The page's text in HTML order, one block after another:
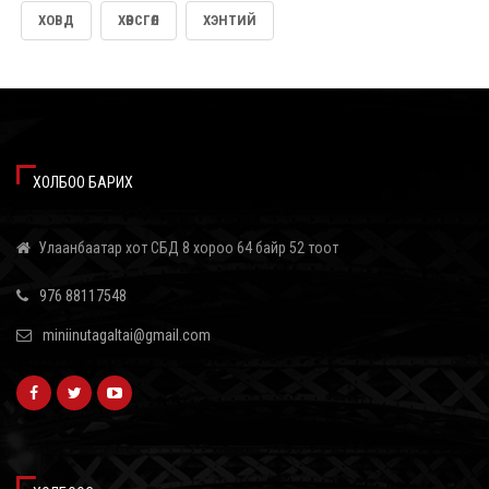
5 цаг 11 минут
БАЙНА
Б.ПҮРЭВДАГВА: АГААРЫН БОХИРДЛЫГ БУУРУУЛАХ ЗОРИЛГООР
2026/08/05
KHARKHORUM 360° ФЕСТИВАЛЬ 8-Р САРЫН 22-23-НД ТӨВ ЦЭНГЭЛДЭХ
2026/08/05
ХОВД ХӨВСГӨЛ ХЭНТИЙ
ХОЛБОО БАРИХ
Улаанбаатар хот СБД 8 хороо 64 байр 52 тоот
976 88117548
miniinutagaltai@gmail.com